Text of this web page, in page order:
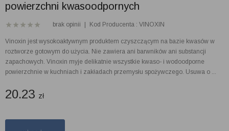
powierzchni kwasoodpornych
brak opinii Kod Producenta : VINOXIN
Vinoxin jest wysokoaktywnym produktem czyszczącym na bazie kwasów w
roztworze gotowym do użycia. Nie zawiera ani barwników ani substancji
zapachowych. Vinoxin myje delikatnie wszystkie kwaso- i wodoodporne
powierzchnie w kuchniach i zakładach przemysłu spożywczego. Usuwa o ...
20.23 zł